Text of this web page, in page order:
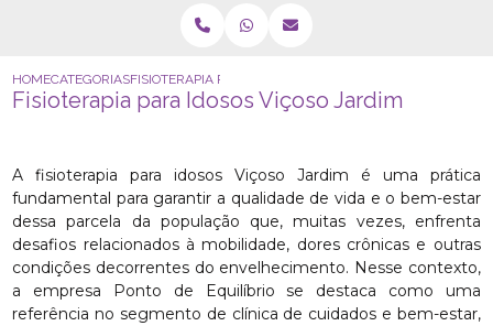
HOMECATEGORIASFISIOTERAPIA PARA IDOSOS VIÇOSO JARDIM
Fisioterapia para Idosos Viçoso Jardim
A fisioterapia para idosos Viçoso Jardim é uma prática
fundamental para garantir a qualidade de vida e o bem-estar
dessa parcela da população que, muitas vezes, enfrenta
desafios relacionados à mobilidade, dores crônicas e outras
condições decorrentes do envelhecimento. Nesse contexto,
a empresa Ponto de Equilíbrio se destaca como uma
referência no segmento de clínica de cuidados e bem-estar,